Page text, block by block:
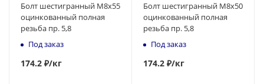
Болт шестигранный М8x55
оцинкованный полная
резьба пр. 5,8
Под заказ
174.2 ₽/кг
Болт шестигранный М8x50
оцинкованный полная
резьба пр. 5,8
Под заказ
174.2 ₽/кг